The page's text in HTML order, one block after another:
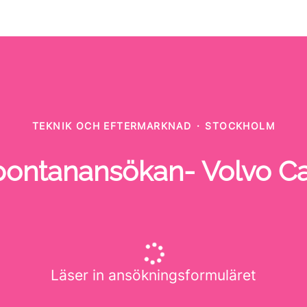
TEKNIK OCH EFTERMARKNAD · STOCKHOLM
Volvo
Läser in ansökningsformuläret